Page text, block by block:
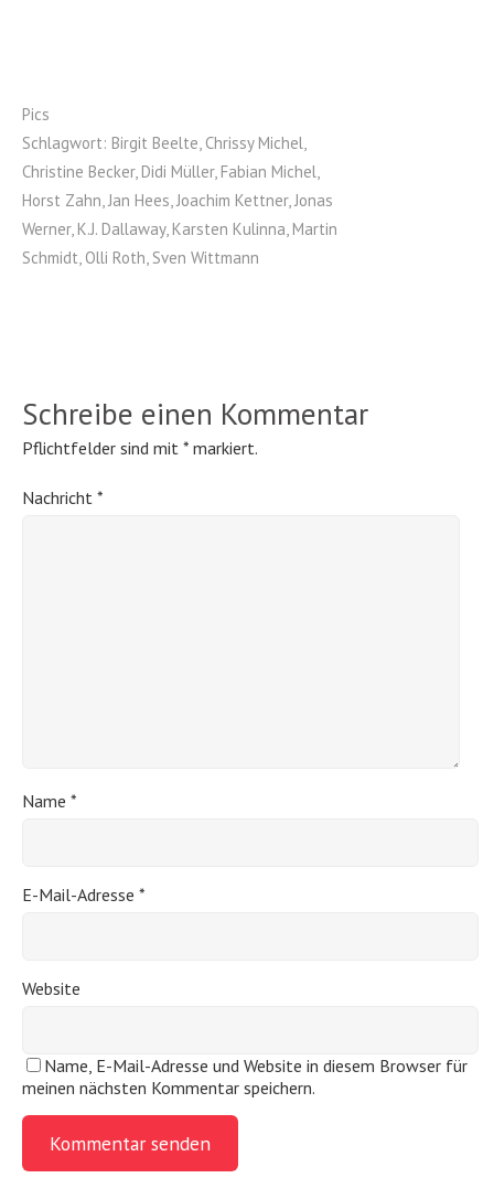
Pics
Schlagwort: Birgit Beelte, Chrissy Michel,
Christine Becker, Didi Müller, Fabian Michel,
Horst Zahn,Jan Hees,Joachim Kettner,Jonas
Werner, K.J. Dallaway, Karsten Kulinna, Martin
Schmidt, Olli Roth, Sven Wittmann
Schreibe einen Kommentar
Pflichtfelder sind mit * markiert.
Nachricht *
Name *
E-Mail-Adresse *
Website
Name, E-Mail-Adresse und Website in diesem Browser für
meinen nächsten Kommentar speichern.